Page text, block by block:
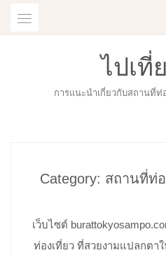
ไปเที่
การแนะนำเกี่ยวกับสถานที่
Category: สถานที่ท่อ
เว็บไซต์
ท่องเที่ยว ที่สวยงามแปลกตา